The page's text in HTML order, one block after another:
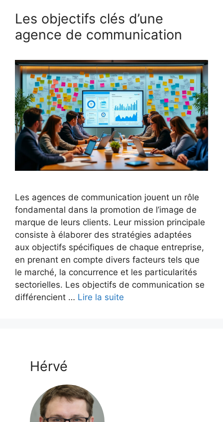
Les objectifs clés d’une
agence de communication
Les agences de communication jouent un rôle
fondamental dans la promotion de l’image de
marque de leurs clients. Leur mission principale
consiste à élaborer des stratégies adaptées
aux objectifs spécifiques de chaque entreprise,
en prenant en compte divers facteurs tels que
le marché, la concurrence et les particularités
sectorielles. Les objectifs de communication se
différencient … Lire la suite
Hérvé